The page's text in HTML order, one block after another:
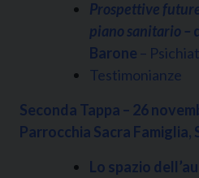
Prospettive
piano sanitario –
Barone –
Testimonianze
Seconda Tappa – 26
Parrocchia Sacra Famiglia,
Lo spazio